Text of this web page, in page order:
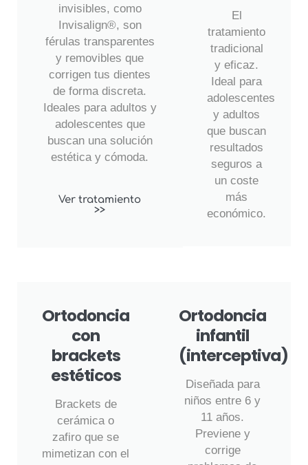
invisibles, como
Invisalign®, son
férulas transparentes
y removibles que
corrigen tus dientes
de forma discreta.
Ideales para adultos y
adolescentes que
buscan una solución
estética y cómoda.
Ver tratamiento
>>
El
tratamiento
tradicional
y eficaz.
Ideal para
adolescentes
y adultos
que buscan
resultados
seguros a
un coste
más
económico.
Ortodoncia
con
brackets
estéticos
Brackets de
cerámica o
zafiro que se
mimetizan con el
Ortodoncia
infantil
(interceptiva)
Diseñada para
niños entre 6 y
11 años.
Previene y
corrige